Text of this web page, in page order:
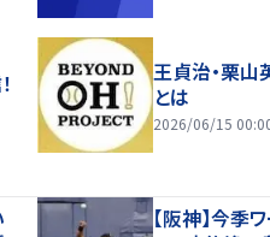
王貞治・栗山
とは
2026/06/15
【阪神】今季